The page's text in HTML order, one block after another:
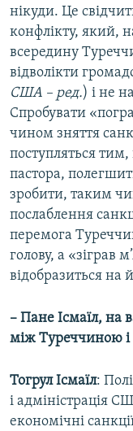
нікуди. Це
конфлікту, який,
всередину
відволікти
США – ред.) і не
Спробувати
чином зняття
поступляться
пастора,
зробити, таким
послаблення
перемога
голову, а «зіграв
відобразиться на
– Пане Ісмаїл, на
між Туреччиною
Тогрул Ісмаїл:
і адміністрація
економічні